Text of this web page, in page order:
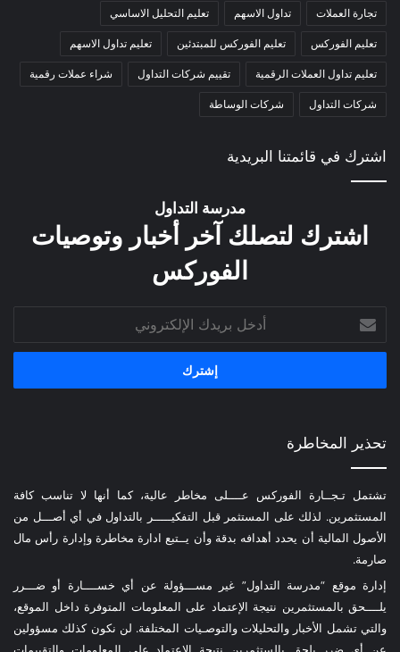
تجارة العملات تداول الاسهم تعليم التحليل الاساسي
تعليم الفوركس تعليم الفوركس للمبتدئين تعليم تداول الاسهم
تعليم تداول العملات الرقمية تقييم شركات التداول شراء عملات رقمية
شركات التداول شركات الوساطة
اشترك في قائمتنا البريدية
مدرسة التداول
اشترك لتصلك آخر أخبار وتوصيات
الفوركس
بريدك
الإلكتروني
تحذير المخاطرة
تشتمل تـجــارة الفوركس عــــلى مخاطر عالية، كما أنها لا تناسب كافة
المستثمرين. لذلك على المستثمر قبل التفكيـــــر بالتداول في أي أصـــل من
الأصول المالية أن يحدد أهدافه بدقة وأن يــتبع ادارة مخاطرة وإدارة رأس مال
صارمة.
إدارة موقع “مدرسة التداول” غير مســـؤولة عن أي خســــارة أو ضـــرر
يلــــحق بالمستثمرين نتيجة الإعتماد على المعلومات المتوفرة داخل الموقع،
والتي تشمل الأخبار والتحليلات والتوصـيات المختلفة. لن نكون كذلك مسؤولين